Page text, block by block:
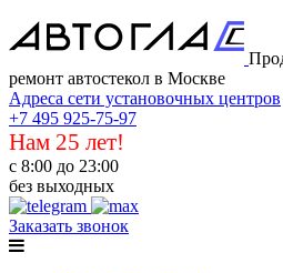
ремонт автостекол в Москве
Адреса сети установочных центров
+7 495 925-75-97
Нам 25 лет!
с 8:00 до 23:00
без выходных
Заказать звонок